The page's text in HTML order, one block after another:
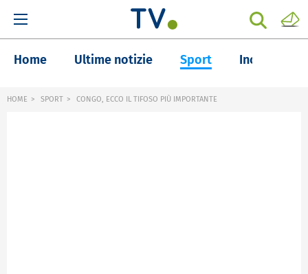
Home Ultime notizie Sport Inchieste
HOME SPORT CONGO, ECCO IL TIFOSO PIÙ IMPORTANTE